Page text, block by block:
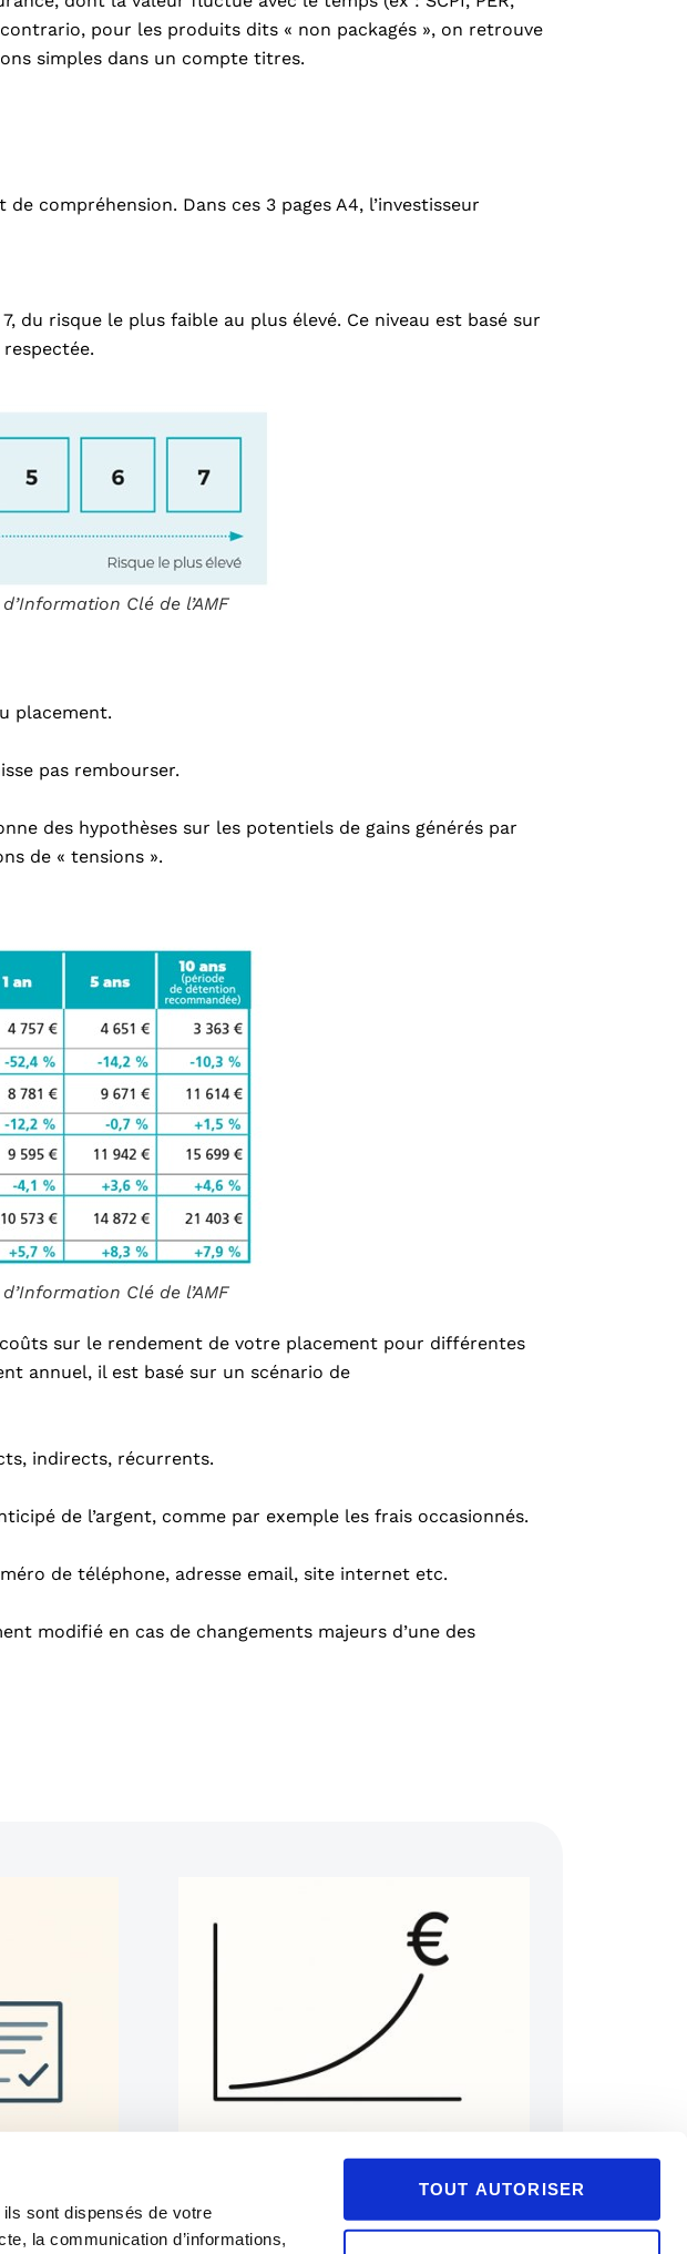
sont dispensés de votre
la communication d’informations,
TOUT AUTORISER
pour les produits dits « non packagés », on retrouve
simples dans un compte titres.
compréhension. Dans ces 3 pages A4, l’investisseur
du risque le plus faible au plus élevé. Ce niveau est basé sur
Clé de l’AMF
placement.
pas rembourser.
des hypothèses sur les potentiels de gains générés par
de « tensions ».
Clé de l’AMF
coûts sur le rendement de votre placement pour différentes
annuel, il est basé sur un scénario de
indirects, récurrents.
de l’argent, comme par exemple les frais occasionnés.
de téléphone, adresse email, site internet etc.
modifié en cas de changements majeurs d’une des